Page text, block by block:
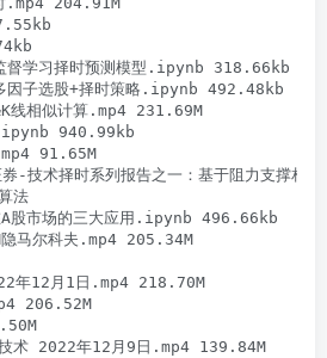
督学习择时预测模型.ipynb 318.66kb
因子选股+择时策略.ipynb 492.48kb
线相似计算.mp4 231.69M
940.99kb
91.65M
-技术择时系列报告之一：基于阻力支撑相
法
股市场的三大应用.ipynb 496.66kb
隐马尔科夫.mp4 205.34M
年12月1日.mp4 218.70M
206.52M
技术 2022年12月9日.mp4 139.84M